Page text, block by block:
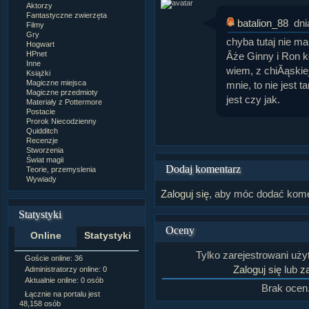
Aktorzy
Fantastyczne zwierzęta
Filmy
Gry
Hogwart
HPnet
Inne
Książki
Magiczne miejsca
Magiczne przedmioty
Materiały z Pottermore
Postacie
Prorok Niecodzienny
Quidditch
Recenzje
Stworzenia
Świat magii
Teorie, przemyslenia
Wywiady
Statystyki
Online Statystyki
Goście online: 36
Administratorzy online: 0
Aktualnie online: 0 osób
Łącznie na portalu jest
48,158 osób
Napisanych artykułów: 1,087
10,564
Zdjęć w galerii:21,490
Postów na forum:319,637
batalion_88
chyba tutaj nie
Âże Ginny i Ron
wiem, z
mnie, to nie jest
jest czy jak.
Dodaj komentarz
Zaloguj się, aby móc dodać
Oceny
Tylko zarejestrowani
Zaloguj się lub
Brak